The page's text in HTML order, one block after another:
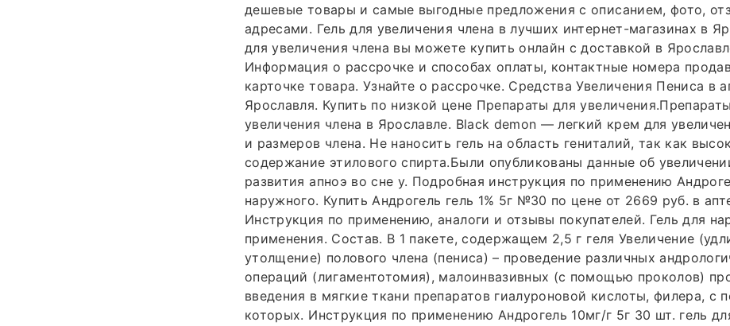
дешевые товары и самые выгодные предложения с описанием, фото,
адресами. Гель для увеличения члена в лучших интернет-магазинах в
для увеличения члена вы можете купить онлайн с доставкой в
Информация о рассрочке и способах оплаты, контактные номера
карточке товара. Узнайте о рассрочке. Средства Увеличения Пениса в
Ярославля. Купить по низкой цене Препараты для
увеличения члена в Ярославле. Black demon — легкий крем для
и размеров члена. Не наносить гель на область гениталий, так как
содержание этилового спирта.Были опубликованы данные об
развития апноэ во сне у. Подробная инструкция по применению
наружного. Купить Андрогель гель 1% 5г №30 по цене от 2669 руб. в
Инструкция по применению, аналоги и отзывы покупателей. Гель для
применения. Состав. В 1 пакете, содержащем 2,5 г геля Увеличение
утолщение) полового члена (пениса) – проведение различных
операций (лигаментотомия), малоинвазивных (с помощью проколов)
введения в мягкие ткани препаратов гиалуроновой кислоты, филера, с
которых. Инструкция по применению Андрогель 10мг/г 5г 30 шт. гель